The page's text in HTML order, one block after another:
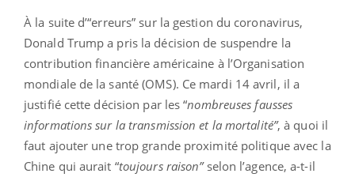
À la suite d’“erreurs” sur la gestion du coronavirus,
Donald Trump a pris la décision de suspendre la
contribution financière américaine à l’Organisation
mondiale de la santé (OMS). Ce mardi 14 avril, il a
justifié cette décision par les “nombreuses fausses
informations sur la transmission et la mortalité”, à quoi il
faut ajouter une trop grande proximité politique avec la
Chine qui aurait “toujours raison”selon l’agence, a-t-il